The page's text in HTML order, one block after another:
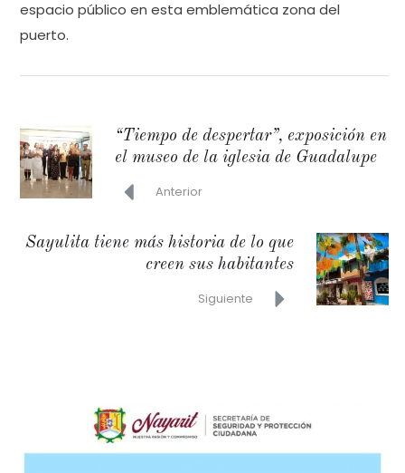
espacio público en esta emblemática zona del
puerto.
“Tiempo de despertar”, exposición en
el museo de la iglesia de Guadalupe
Anterior
Sayulita tiene más historia de lo que
creen sus habitantes
Siguiente